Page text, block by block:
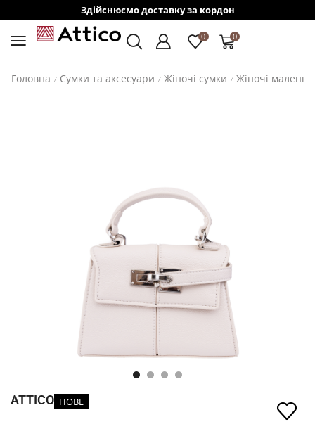
Здійснюємо доставку за кордон
0 0
Головна / Сумки та аксесуари / Жіночі сумки / Жіночі
ATTICO НОВЕ